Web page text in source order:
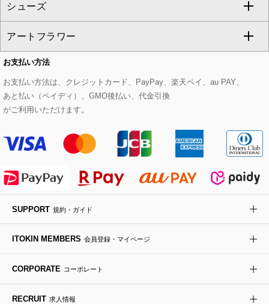
eur3
Maison de CINQ
MK MICHEL KLEIN BAG
HIROKO KOSHINO
タンクトップ・キャミソール
スウェット・ジャージー
その他のトップス
その他のパンツ
その他のスカート
セットアップジャケット
セットアップパンツ
セットアップスカート
セットアップワンピース
ダッフルコート
チェスターコート
モッズコート
ステンカラーコート
ライダースジャケット
デニムジャケット
ダウンジャケット・コート
ストール・マフラー・スヌード
ベルト・サスペンダー
帽子
ヘアアクセサリー
ハンカチ・バンダナ
手袋
チャーム・ストラップ
ネックレス
ピアス・イヤリング
ブレスレット・バングル
ブローチ・コサージュ
すべてのバッグ
トートバッグ
ショルダーバッグ
ボストンバッグ
バックパック・リュック
ボディバッグ・メッセンジャーバッグ
トラベルバッグ
シューズ
すべてのシューズ
パンプス
スニーカー
フラットシューズ
ローファー
ドレスシューズ
アートフラワー
すべてのアートフラワー
ローズ
カサブランカ・カラー
ラナンキュラス
ポプリアレンジ＆フレグランス
お支払い方法
お支払い方法は、クレジットカード、PayPay、楽天ペイ、au PAY、
あと払い（ペイディ）、GMO後払い、代金引換
がご利用いただけます。
SUPPORT 規約・ガイド
ITOKIN MEMBERS 会員登録・マイページ
CORPORATE コーポレート
RECRUIT 求人情報